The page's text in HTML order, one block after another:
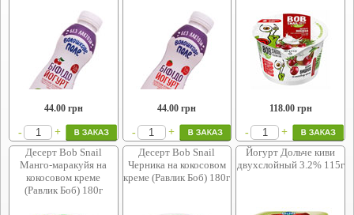
44.00грн
- +
44.00 грн
- +
118.00грн
-
+
Десерт Bob Snail
Манго-маракуйя на
кокосовом креме
(Равлик Боб) 180г
Десерт Bob Snail
Черника на кокосовом
креме (Равлик Боб) 180г
Йогурт Дольче киви
двухслойный 3.2% 115г